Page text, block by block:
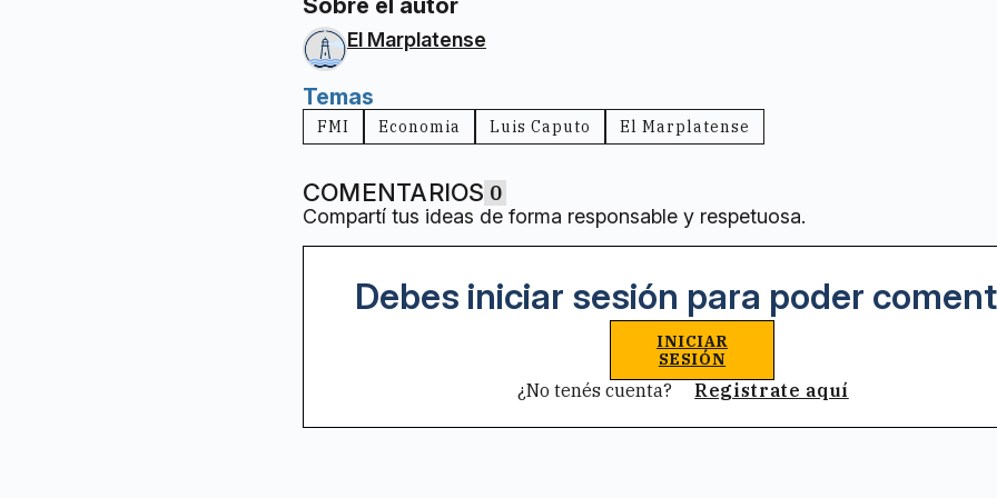
Sobre el autor
El Marplatense
Temas
FMI Economia Luis Caputo El Marplatense
COMENTARIOS 0
Compartí tus ideas de forma responsable y respetuosa.
Debes iniciar sesión para poder
INICIAR
SESIÓN
¿No tenés cuenta? Registrate aquí